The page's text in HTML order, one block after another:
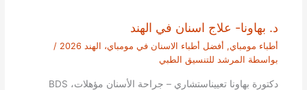
د. بهاونا- علاج اسنان في الهند
أطباء مومباي, أفضل أطباء الاسنان في مومباي، الهند 2026
/
بواسطة المرشد للتنسيق الطبي
دكتورة بهاونا تعييناستشاري – جراحة الأسنان مؤهلاتBDS ،